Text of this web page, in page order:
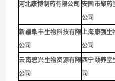
河北康博制药有限公司 安国市聚药
公司
新疆阜丰生物科技有限
公司
上海康强生
公司
云南碧兴生物资源有限
公司
西宁颐养堂
司